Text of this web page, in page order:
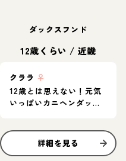
ダックスフンド
12歳くらい / 近畿
クララ ♀
12歳とは思えない！元気
いっぱいカニヘンダック
詳細を見る